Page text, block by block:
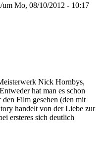
um Mo, 08/10/2012 - 10:17
Nick Hornbys,
hat man es schon
den Film gesehen (den mit
handelt von der Liebe zur
ersteres sich deutlich